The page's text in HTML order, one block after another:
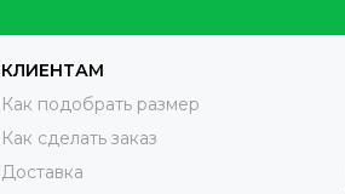
КЛИЕНТАМ
Как подобрать размер
Как сделать заказ
Доставка